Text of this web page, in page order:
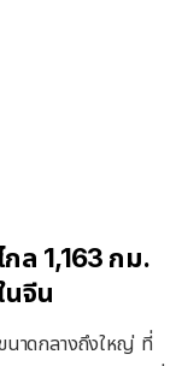
ล 1,163 กม.
นจีน
าดกลางถึงใหญ่ ที่